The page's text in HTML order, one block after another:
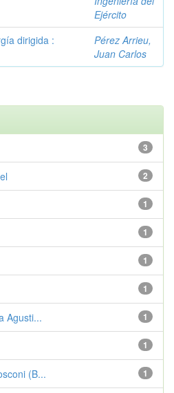
Ejército
dirigida :
Pérez Arrieu,
Juan Carlos
3
2
1
1
1
1
1
Agusti...
1
1
(B...